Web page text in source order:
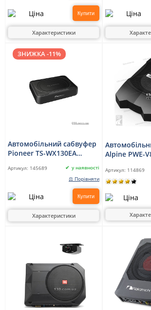
Купити
Характеристики
ЗНИЖКА -11%
Автомобільний сабвуфер
Pioneer TS-WX130EA
вбудованим
Артикул: 145689
у наявності
⚖ Порівняти
Купити
Характеристики
Alpine PWE-
Артикул: 114869